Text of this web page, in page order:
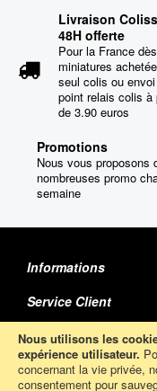
Nous utilisons les
expérience utilisateur.
concernant la vie privée,
consentement pour
Livraison
48H offerte
Pour la France
miniatures
seul colis ou
point relais colis à
de 3.90 euros
Promotions
Nous vous proposons
nombreuses promo
semaine
Informations
Service Client
MINIATURE AUTO
Abonnez-Vous